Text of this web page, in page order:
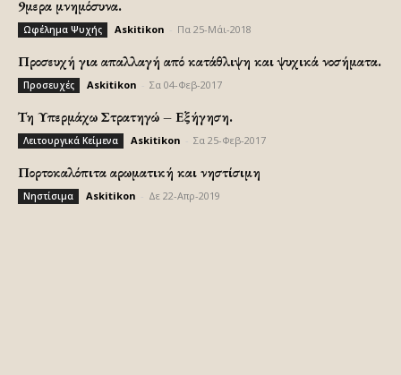
9μερα μνημόσυνα.
Ωφέλημα Ψυχής Askitikon Πα 25-Μάι-2018
Προσευχή για απαλλαγή από κατάθλιψη και ψυχικά νοσήματα.
Προσευχές Askitikon Σα 04-Φεβ-2017
Τη Υπερμάχω Στρατηγώ – Εξήγηση.
Λειτουργικά Κείμενα Askitikon Σα 25-Φεβ-2017
Πορτοκαλόπιτα αρωματική και νηστίσιμη
Νηστίσιμα Askitikon Δε 22-Απρ-2019